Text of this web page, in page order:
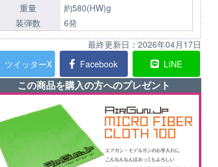
重量
約580(HW)g
装弾数
6発
最終更新日： 2026年04月17日
ツイッターX
Facebook LINE
この商品を購入の方へのプレゼント